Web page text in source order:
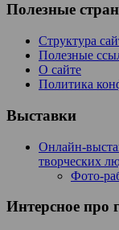
Полезные
Структура
Полезные
О сайте
Политика
Выставки
Онлайн-
творческих
Фото-
Интерсное про